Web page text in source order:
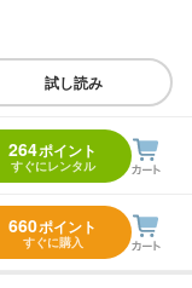
試し読み
264ポイント
すぐにレンタル
660ポイント
すぐに購入